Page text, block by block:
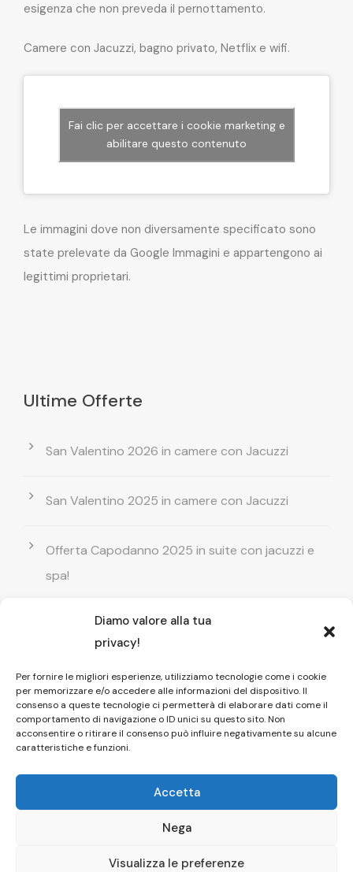
Diamo valore alla tua
privacy!
Per fornire le migliori esperienze, utilizziamo tecnologie come i cookie
per memorizzare e/o accedere alle informazioni del dispositivo. Il
consenso a queste tecnologie ci permetterà di elaborare dati come il
comportamento di navigazione o ID unici su questo sito. Non
acconsentire o ritirare il consenso può influire negativamente su alcune
caratteristiche e funzioni.
Accetta
Nega
Visualizza le preferenze
esigenza che non preveda il pernottamento.
Camere con Jacuzzi, bagno privato, Netflix e wifi.
Fai clic per accettare i cookie marketing e
abilitare questo contenuto
Le immagini dove non diversamente specificato sono
state prelevate da Google Immagini e appartengono ai
legittimi proprietari.
Ultime Offerte
San Valentino 2026 in camere con Jacuzzi
San Valentino 2025 in camere con Jacuzzi
Offerta Capodanno 2025 in suite con jacuzzi e
spa!
Offerta Natale in camera con vasca
idromassaggio ! Prenota il tuo relax esclusivo
Entrata GRATUITA in Piscina esterna! Il tuo relax
di coppia
Copyright © 2026 Affittacamere Il Fauno